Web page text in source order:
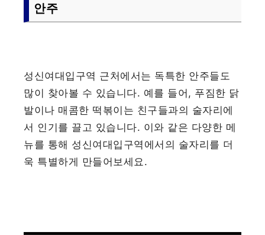
안주
성신여대입구역 근처에서는 독특한 안주들도
많이 찾아볼 수 있습니다. 예를 들어, 푸짐한 닭
발이나 매콤한 떡볶이는 친구들과의 술자리에
서 인기를 끌고 있습니다. 이와 같은 다양한 메
뉴를 통해 성신여대입구역에서의 술자리를 더
욱 특별하게 만들어보세요.